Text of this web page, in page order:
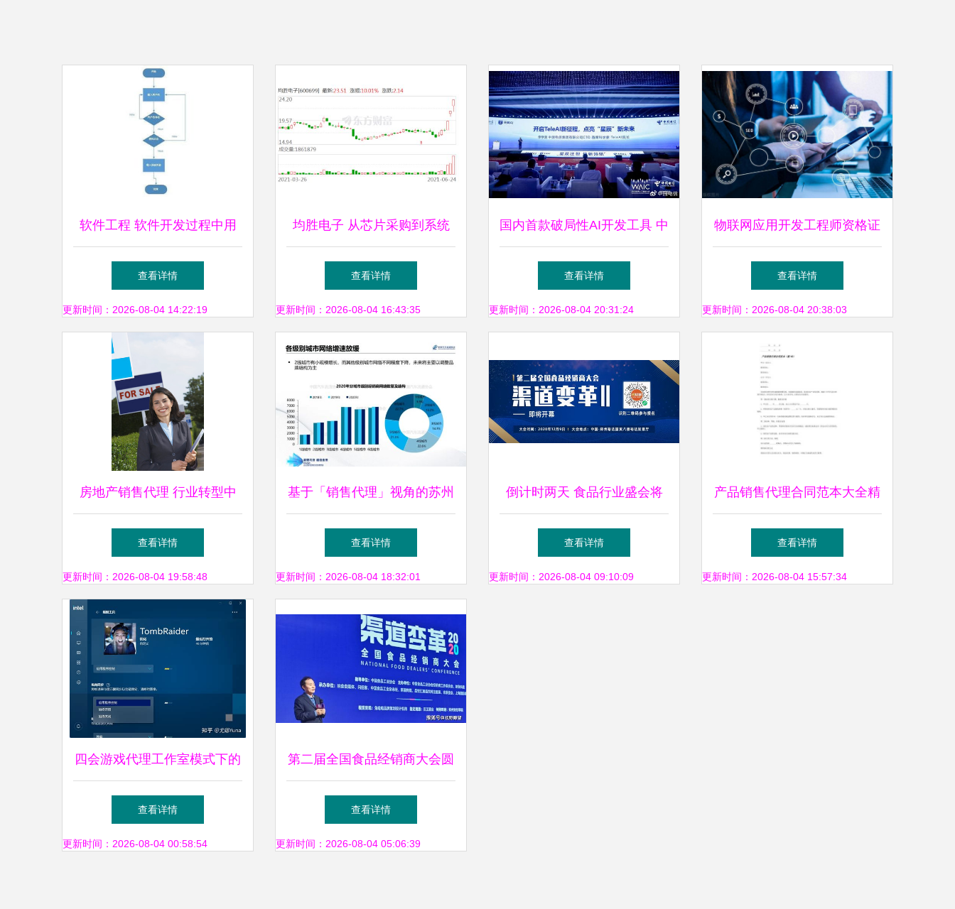
软件工程 软件开发过程中用
到的各种图
查看详情
更新时间：2026-08-04 14:22:19
均胜电子 从芯片采购到系统
集成的全产业链布局
查看详情
更新时间：2026-08-04 16:43:35
国内首款破局性AI开发工具 中
国电信星辰软件工厂重磅发
布，软件开发进入新时代
查看详情
更新时间：2026-08-04 20:31:24
物联网应用开发工程师资格证
书如何考取？分为几级？
查看详情
更新时间：2026-08-04 20:38:03
房地产销售代理 行业转型中
的机遇与挑战
查看详情
更新时间：2026-08-04 19:58:48
基于「销售代理」视角的苏州
年会 苏州授权经销商渠道网
络特征报告发布
查看详情
更新时间：2026-08-04 18:32:01
倒计时两天 食品行业盛会将
启，汇聚百强品牌见证新机遇
查看详情
更新时间：2026-08-04 09:10:09
产品销售代理合同范本大全精
选17篇 免费阅读与解析实践
指南
查看详情
更新时间：2026-08-04 15:57:34
四会游戏代理工作室模式下的
销售代理运作与实践探索
查看详情
更新时间：2026-08-04 00:58:54
第二届全国食品经销商大会圆
满落幕，行业发展视角深化升
级
查看详情
更新时间：2026-08-04 05:06:39